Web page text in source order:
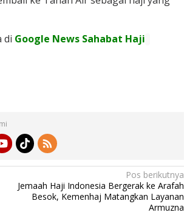
di Google News Sahabat Haji
Pos berikutnya
Jemaah Haji Indonesia Bergerak ke Arafah
Besok, Kemenhaj Matangkan Layanan
Armuzna